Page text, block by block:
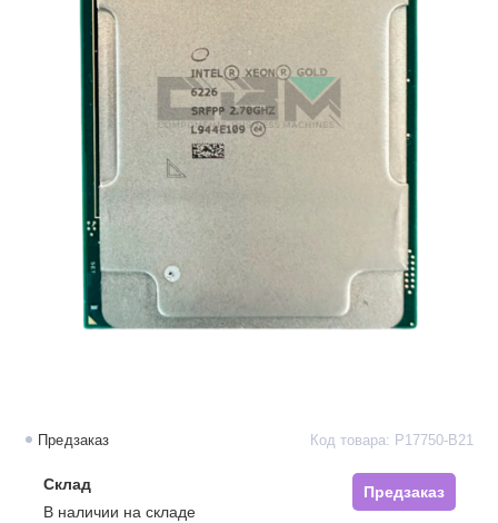
Предзаказ Код товара: P17750-B21
Склад
Предзаказ
В наличии на складе